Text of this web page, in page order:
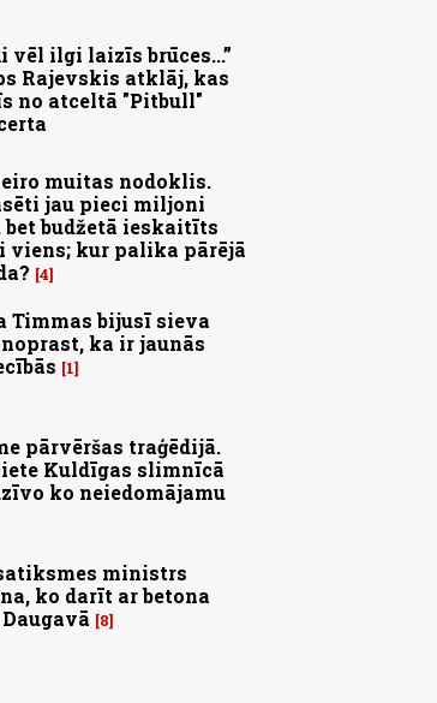
vēl ilgi laizīs brūces...”
Rajevskis atklāj, kas
no atceltā "Pitbull"
muitas nodoklis.
jau pieci miljoni
bet budžetā ieskaitīts
viens; kur palika pārējā
4
Timmas bijusī sieva
ka ir jaunās
1
pārvēršas traģēdijā.
Kuldīgas slimnīcā
ko neiedomājamu
ministrs
ko darīt ar betona
8